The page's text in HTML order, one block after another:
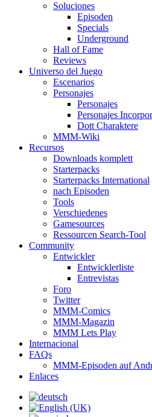
Soluciones
Episoden
Specials
Underground
Hall of Fame
Reviews
Universo del Juego
Escenarios
Personajes
Personajes
Personajes
Dott Charaktere
MMM-Wiki
Recursos
Downloads komplett
Starterpacks
Starterpacks International
nach Episoden
Tools
Verschiedenes
Gamesources
Ressourcen Search-Tool
Community
Entwickler
Entwicklerliste
Entrevistas
Foro
Twitter
MMM-Comics
MMM-Magazin
MMM Lets Play
Internacional
FAQs
MMM-Episoden auf
Enlaces